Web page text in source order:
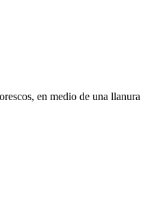
en medio de una llanura